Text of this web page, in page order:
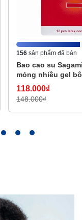
156 sản phẩm đã bán
Bao cao su
mỏng nhiều gel
không mùi (12 cái)
118.000₫
148.000₫